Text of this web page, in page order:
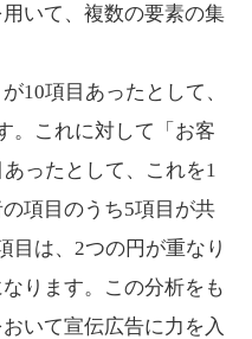
いて、複数の要素の集
10項目あったとして、
。これに対して「お客
ったとして、これを1
項目のうち5項目が共
目は、2つの円が重なり
ります。この分析をも
いて宣伝広告に力を入